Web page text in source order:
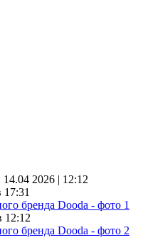
2026 | 12:12
17:31
12:12